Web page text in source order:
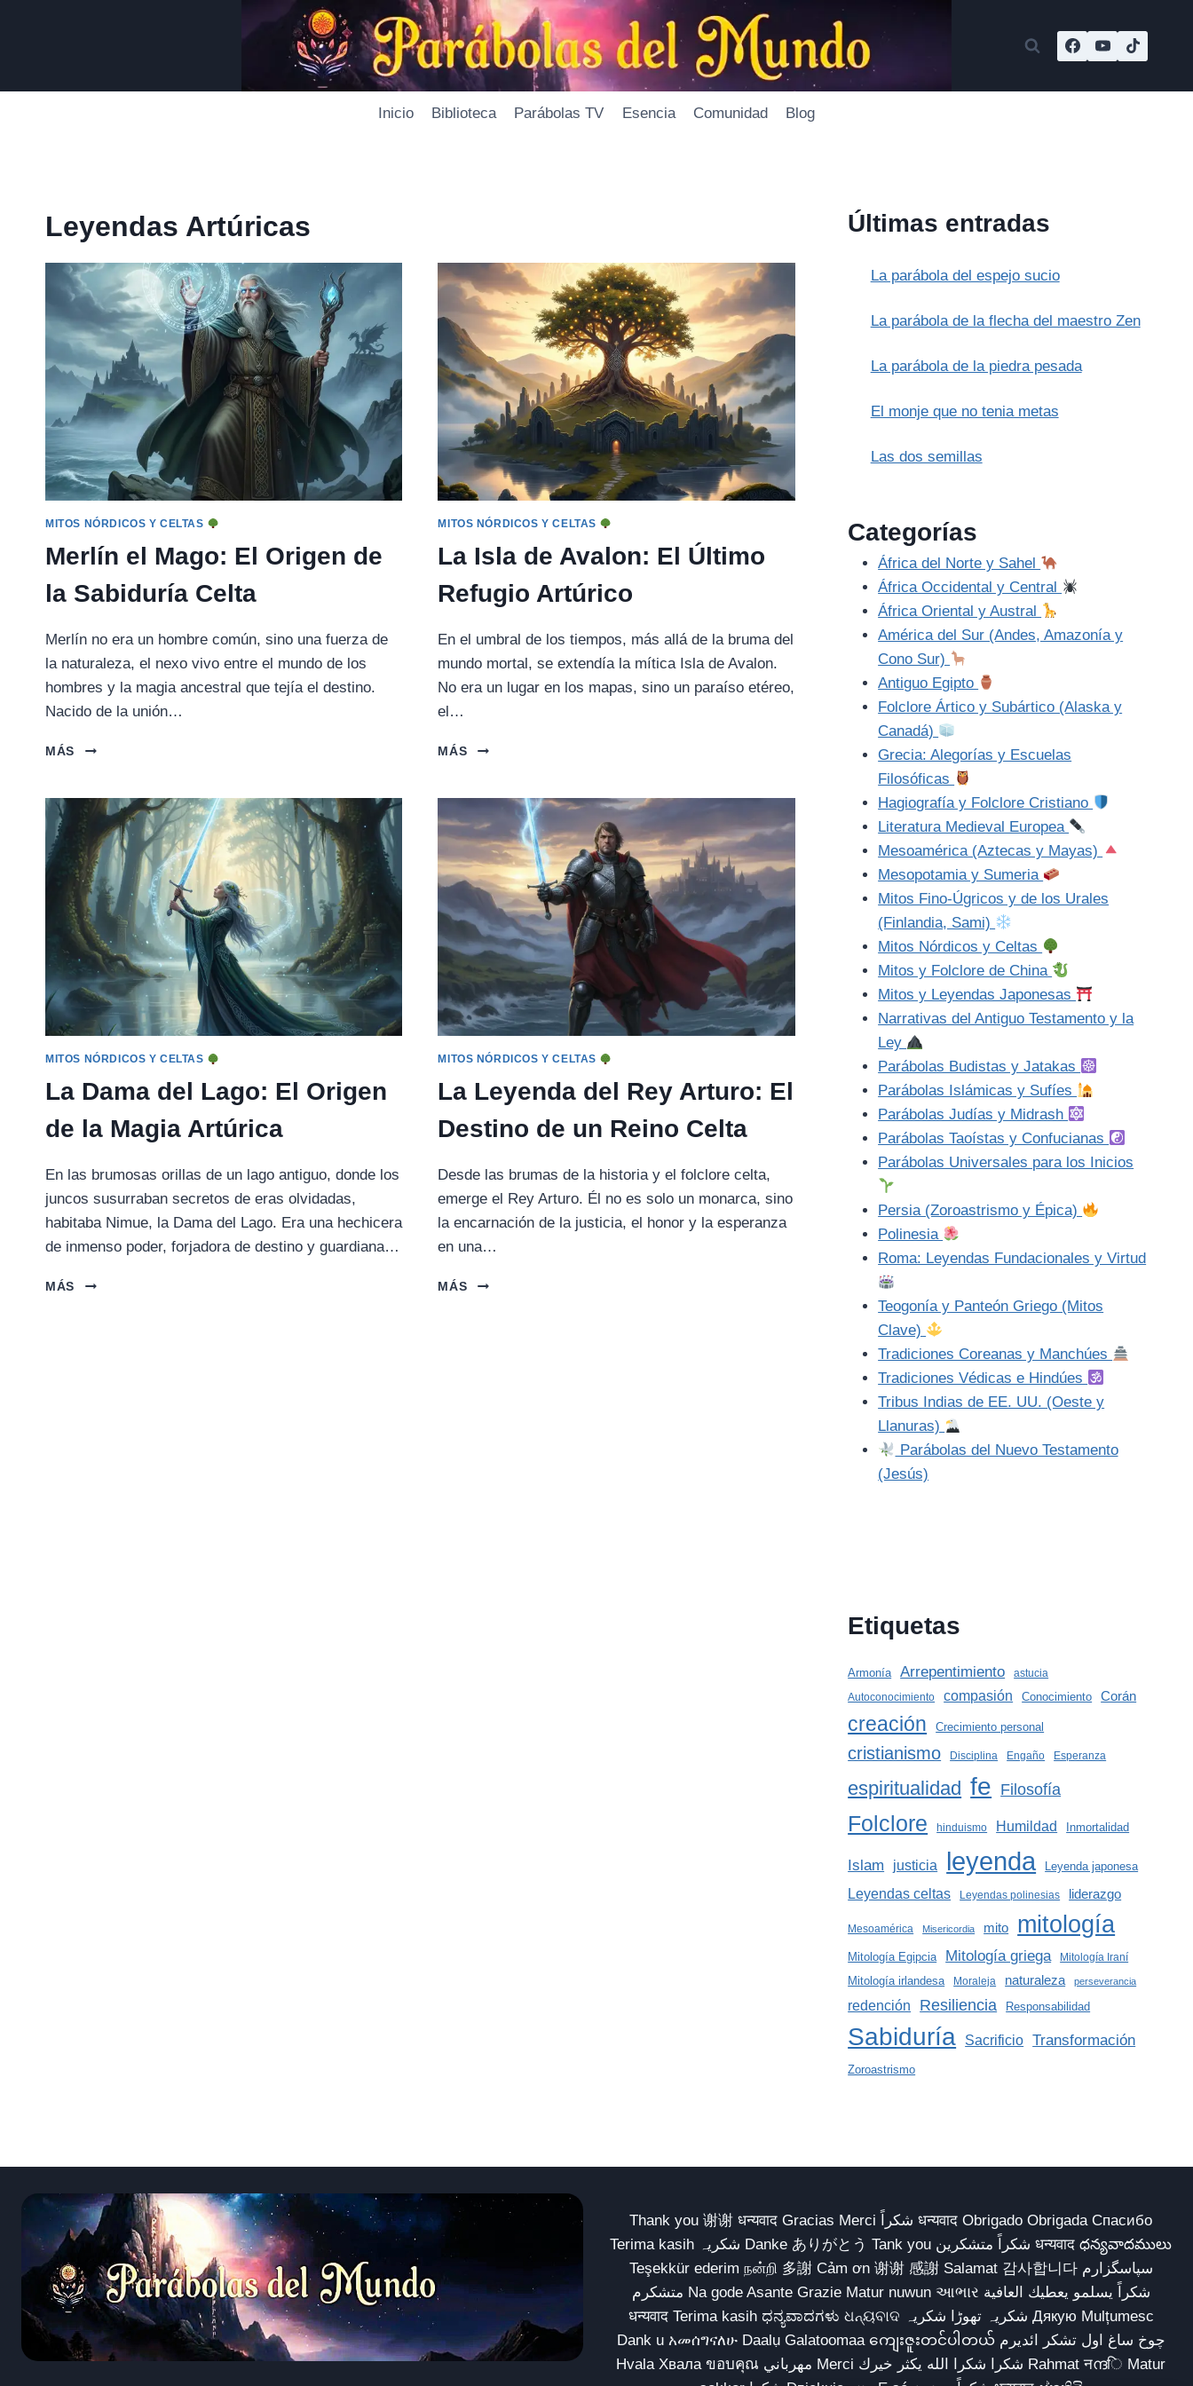
Inicio Biblioteca Parábolas TV Esencia Comunidad Blog
Leyendas Artúricas
MITOS NÓRDICOS Y CELTAS
Merlín el Mago: El Origen de
la Sabiduría Celta
Merlín no era un hombre común, sino una fuerza de
la naturaleza, el nexo vivo entre el mundo de los
hombres y la magia ancestral que tejía el destino.
Nacido de la unión…
MÁS
MERLÍN
EL
ORIGEN
DE
LA
SABIDURÍA
CELTA
MITOS NÓRDICOS Y CELTAS
La Isla de Avalon: El Último
Refugio Artúrico
En el umbral de los tiempos, más allá de la bruma del
mundo mortal, se extendía la mítica Isla de Avalon.
No era un lugar en los mapas, sino un paraíso etéreo,
el…
MÁS
LA
AVALON:
EL
ÚLTIMO
REFUGIO
ARTÚRICO
MITOS NÓRDICOS Y CELTAS
La Dama del Lago: El Origen
de la Magia Artúrica
En las brumosas orillas de un lago antiguo, donde los
juncos susurraban secretos de eras olvidadas,
habitaba Nimue, la Dama del Lago. Era una hechicera
de inmenso poder, forjadora de destino y guardiana…
MÁS
LA
MITOS NÓRDICOS Y CELTAS
La Leyenda del Rey Arturo: El
Destino de un Reino Celta
Desde las brumas de la historia y el folclore celta,
emerge el Rey Arturo. Él no es solo un monarca, sino
la encarnación de la justicia, el honor y la esperanza
en una…
MÁS
LA
Últimas entradas
La parábola del espejo sucio
La parábola de la flecha del maestro Zen
La parábola de la piedra pesada
El monje que no tenia metas
Las dos semillas
Categorías
África del Norte y Sahel
África Occidental y Central
África Oriental y Austral
América del Sur (Andes, Amazonía y
Cono Sur)
Antiguo Egipto
Folclore Ártico y Subártico (Alaska y
Canadá)
Grecia: Alegorías y Escuelas
Filosóficas
Hagiografía y Folclore Cristiano
Literatura Medieval Europea
Mesoamérica (Aztecas y Mayas)
Mesopotamia y Sumeria
Mitos Fino-Úgricos y de los Urales
(Finlandia, Sami)
Mitos Nórdicos y Celtas
Mitos y Folclore de China
Mitos y Leyendas Japonesas
Narrativas del Antiguo Testamento y la
Ley
Parábolas Budistas y Jatakas
Parábolas Islámicas y Sufíes
Parábolas Judías y Midrash
Parábolas Taoístas y Confucianas
Parábolas Universales para los Inicios
Persia (Zoroastrismo y Épica)
Polinesia
Roma: Leyendas Fundacionales y Virtud
Teogonía y Panteón Griego (Mitos
Clave)
Tradiciones Coreanas y Manchúes
Tradiciones Védicas e Hindúes
Tribus Indias de EE. UU. (Oeste y
Llanuras)
Parábolas del Nuevo Testamento
(Jesús)
Etiquetas
Armonía Arrepentimiento
astucia
Autoconocimiento
compasión Conocimiento Corán
creación Crecimiento personal
cristianismo Disciplina Engaño Esperanza
espiritualidad fe Filosofía
Folclore hinduismo Humildad Inmortalidad
Islam justicia leyenda Leyenda japonesa
Leyendas celtas Leyendas polinesias liderazgo
Mesoamérica Misericordia mito mitología
Mitología Egipcia Mitología griega Mitología Iraní
Mitología irlandesa Moraleja naturaleza perseverancia
redención Resiliencia Responsabilidad
Sabiduría Sacrificio Transformación
Zoroastrismo
Thank you 谢谢 धन्यवाद Gracias Merci شكراً धन्यवाद Obrigado Obrigada Спасибо
Terima kasih شکریہ Danke ありがとう Tank you شكراً متشكرين धन्यवाद ధన్యవాదములు
Teşekkür ederim நன்றி 多謝 Cảm ơn 谢谢 感謝 Salamat 감사합니다 سپاسگزارم
متشکرم Na gode Asante Grazie Matur nuwun આભાર شكراً يسلمو يعطيك العافية
धन्यवाद Terima kasih ಧನ್ಯವಾದಗಳು ଧନ୍ୟବାଦ شکریہ تھوڑا شکریہ Дякую Mulțumesc
Dank u አመሰግናለሁ Daalụ Galatoomaa ကျေးဇူးတင်ပါတယ် چوخ ساغ اول تشکر ائدیرم
Hvala Хвала ขอบคุณ مهرباني Merci شكرا شكرا الله يكثر خيرك Rahmat नന്ദि Matur